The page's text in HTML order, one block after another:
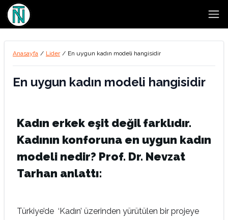
Anasayfa / Lider / En uygun kadın modeli hangisidir
En uygun kadın modeli hangisidir
Kadın erkek eşit değil farklıdır.
Kadının konforuna en uygun kadın
modeli nedir? Prof. Dr. Nevzat
Tarhan anlattı:
Türkiye’de ‘Kadın’ üzerinden yürütülen bir projeye